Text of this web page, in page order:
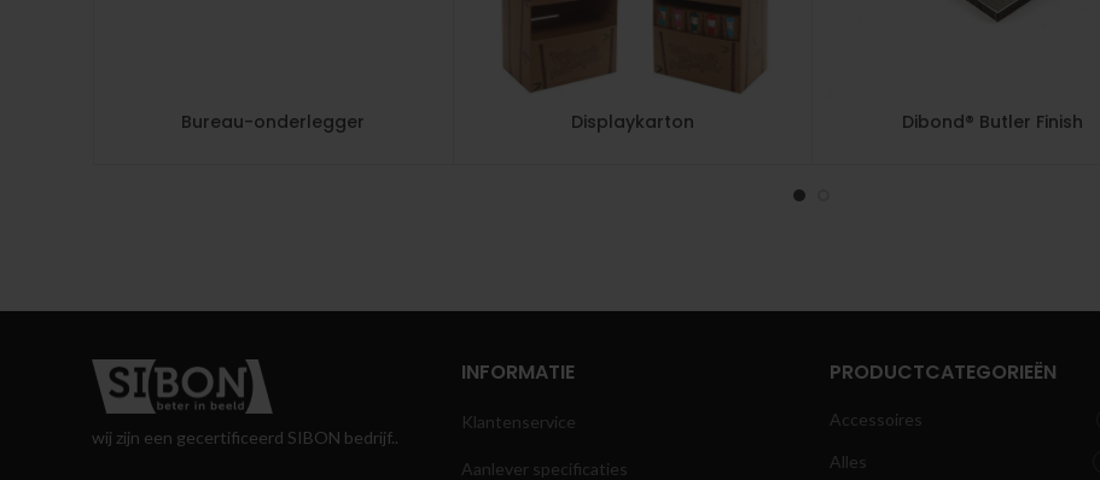
Bureau-onderlegger Displaykarton Dibond® Butler Finish
wij zijn een gecertificeerd SIBON bedrijf..
INFORMATIE
Klantenservice
Aanlever specificaties
PRODUCTCATEGORIEËN
Accessoires
Alles